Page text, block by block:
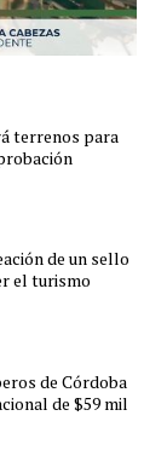
terrenos para
de un sello
el turismo
de Córdoba
de $59 mil